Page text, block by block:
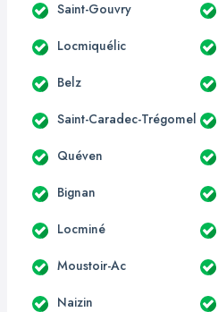
Saint-Gouvry
Locmiquélic
Belz
Saint-Caradec-Trégomel
Quéven
Bignan
Locminé
Moustoir-Ac
Naizin